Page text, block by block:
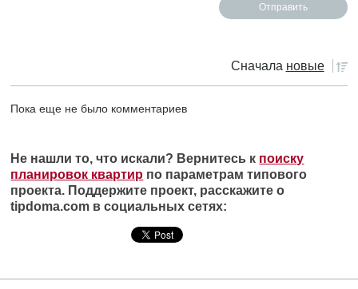
Сначала новые
Пока еще не было комментариев
Не нашли то, что искали? Вернитесь к поиску
планировок квартир по параметрам типового
проекта. Поддержите проект, расскажите о
tipdoma.com в социальных сетях: